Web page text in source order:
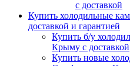
с доставкой
Купить холодильные
доставкой и гарантией
Купить б/у
Крыму с доставкой
Купить новые